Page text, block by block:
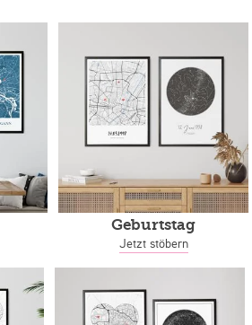
Geburtstag
Jetzt stöbern